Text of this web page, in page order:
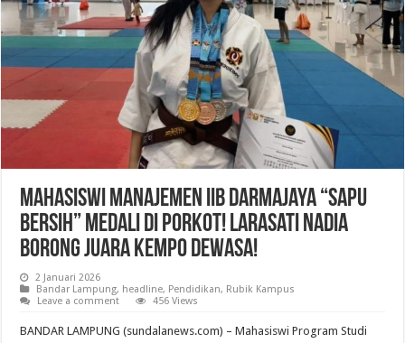
Mahasiswi Manajemen IIB Darmajaya “Sapu
Bersih” Medali di Porkot! Larasati Nadia
Borong Juara Kempo Dewasa!
2 Januari 2026
Bandar Lampung, headline, Pendidikan, Rubik Kampus
Leave a comment
456 Views
BANDAR LAMPUNG (sundalanews.com) – Mahasiswi Program Studi